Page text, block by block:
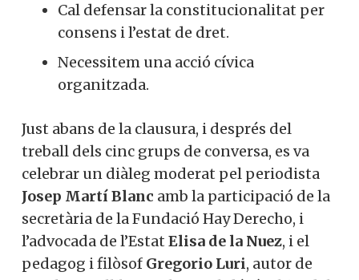
Cal defensar la constitucionalitat per
consens i l’estat de dret.
Necessitem una acció cívica
organitzada.
Just abans de la clausura, i després del
treball dels cinc grups de conversa, es va
celebrar un diàleg moderat pel periodista
Josep Martí Blanc amb la participació de la
secretària de la Fundació Hay Derecho, i
l’advocada de l’Estat Elisa de la Nuez, i el
pedagog i filòsof Gregorio Luri, autor de